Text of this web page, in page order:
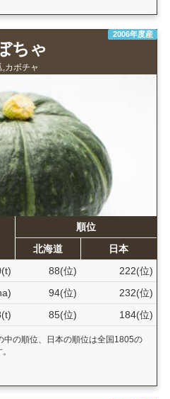
2006年度産
ちゃ
,カボチャ
順位
北海道
日本
88(位)
222(位)
94(位)
232(位)
85(位) 184(位)
の順位、日本の順位は全国1805の